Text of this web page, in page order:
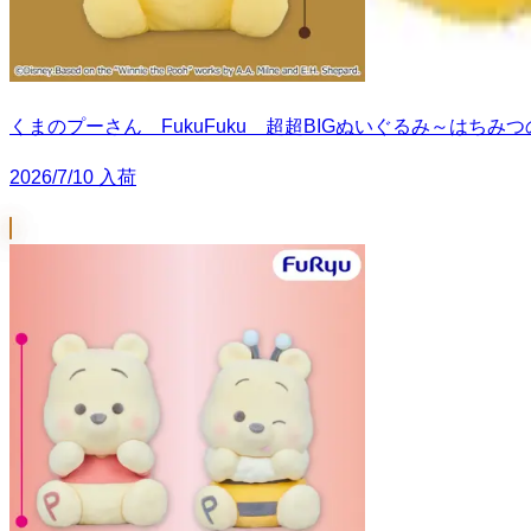
くまのプーさん FukuFuku 超超BIGぬいぐるみ～はちみつ
2026/7/10 入荷